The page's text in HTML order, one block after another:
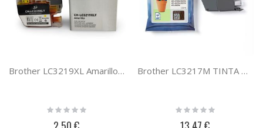
Brother LC3219XL Amarillo Cartucho de tinta compatible
Rating:
Brother LC3217M TINTA MAGENTA MFCJ6530DW/MFCJ6930DW
Rating: